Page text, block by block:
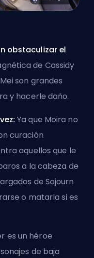
obstaculizar el
de Cassidy
son grandes
y hacerle daño.
Ya que Moira no
curación
aquellos que le
a la cabeza de
de Sojourn
o matarla si es
es un héroe
de baja